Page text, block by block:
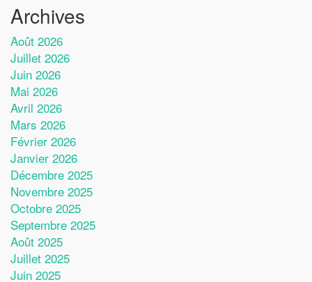
Archives
Août 2026
Juillet 2026
Juin 2026
Mai 2026
Avril 2026
Mars 2026
Février 2026
Janvier 2026
Décembre 2025
Novembre 2025
Octobre 2025
Septembre 2025
Août 2025
Juillet 2025
Juin 2025